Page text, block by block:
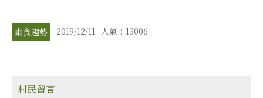
素食趨勢 2019/12/11 人氣：13006
村民留言